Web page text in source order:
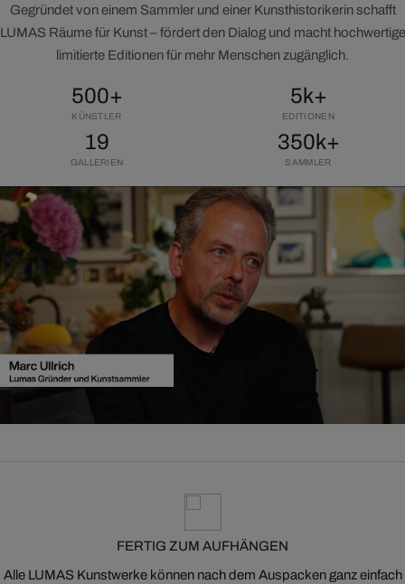
Gegründet von einem Sammler und einer Kunsthistorikerin schafft
LUMAS Räume für Kunst – fördert den Dialog und macht hochwertige
limitierte Editionen für mehr Menschen zugänglich.
500+
KÜNSTLER
5k+
EDITIONEN
19
GALLERIEN
350k+
SAMMLER
FERTIG ZUM AUFHÄNGEN
Alle LUMAS Kunstwerke können nach dem Auspacken ganz einfach